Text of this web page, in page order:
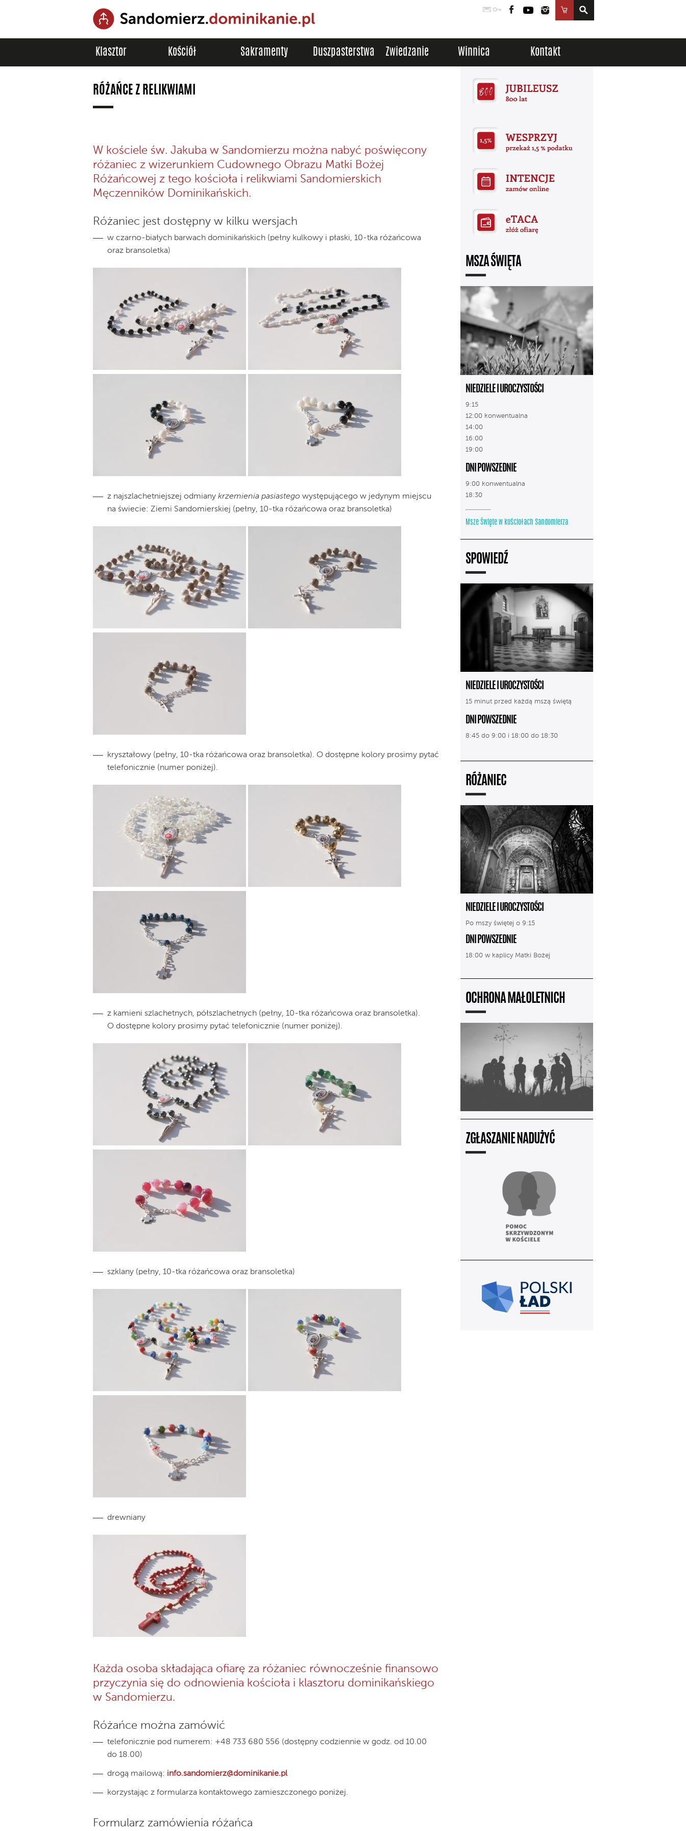
PocztaLogowanie
FacebookYouTubeInstagram
Sklep
Klasztor Kościół Sakramenty Duszpasterstwa Zwiedzanie Winnica Kontakt
RÓŻAŃCE Z RELIKWIAMI
W kościele św. Jakuba w Sandomierzu można nabyć poświęcony
różaniec z wizerunkiem Cudownego Obrazu Matki Bożej
Różańcowej z tego kościoła i relikwiami Sandomierskich
Męczenników Dominikańskich.
Różaniec jest dostępny w kilku wersjach
w czarno-białych barwach dominikańskich (pełny kulkowy i płaski, 10-tka różańcowa
oraz bransoletka)
z najszlachetniejszej odmiany krzemienia pasiastego występującego w jedynym miejscu
na świecie: Ziemi Sandomierskiej (pełny, 10-tka różańcowa oraz bransoletka)
kryształowy (pełny, 10-tka różańcowa oraz bransoletka). O dostępne kolory prosimy pytać
telefonicznie (numer poniżej).
z kamieni szlachetnych, półszlachetnych (pełny, 10-tka różańcowa oraz bransoletka).
O dostępne kolory prosimy pytać telefonicznie (numer poniżej).
szklany (pełny, 10-tka różańcowa oraz bransoletka)
drewniany
Każda osoba składająca ofiarę za różaniec równocześnie finansowo
przyczynia się do odnowienia kościoła i klasztoru dominikańskiego
w Sandomierzu.
Różańce można zamówić
telefonicznie pod numerem: +48 733 680 556 (dostępny codziennie w godz. od 10.00
do 18.00)
drogą mailową: info.sandomierz@dominikanie.pl
korzystając z formularza kontaktowego zamieszczonego poniżej.
Formularz zamówienia różańca
MSZA ŚWIĘTA
NIEDZIELE I UROCZYSTOŚCI
9:15
12:00 konwentualna
14:00
16:00
19:00
DNI POWSZEDNIE
9:00 konwentualna
18:30
Msze Święte w kościołach Sandomierza
SPOWIEDŹ
NIEDZIELE I UROCZYSTOŚCI
15 minut przed każdą mszą świętą
DNI POWSZEDNIE
8:45 do 9:00 i 18:00 do 18:30
RÓŻANIEC
NIEDZIELE I UROCZYSTOŚCI
Po mszy świętej o 9:15
DNI POWSZEDNIE
18:00 w kaplicy Matki Bożej
OCHRONA MAŁOLETNICH
ZGŁASZANIE NADUŻYĆ